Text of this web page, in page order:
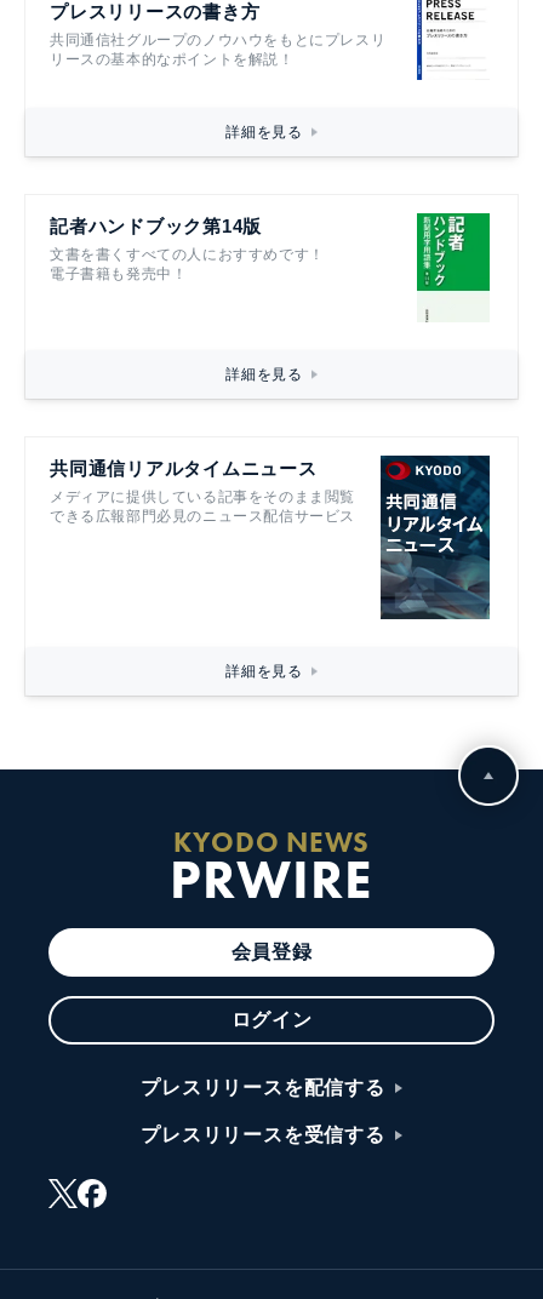
プレスリリースの書き方
共同通信社グループのノウハウをもとにプレスリ
リースの基本的なポイントを解説！
詳細を見る
記者ハンドブック第14版
文書を書くすべての人におすすめです！
電子書籍も発売中！
詳細を見る
共同通信リアルタイムニュース
メディアに提供している記事をそのまま閲覧
できる広報部門必見のニュース配信サービス
詳細を見る
KYODO NEWS
PRWIRE
会員登録
ログイン
プレスリリースを配信する
プレスリリースを受信する